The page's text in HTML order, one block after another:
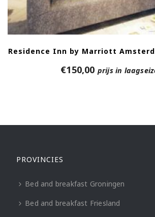
Residence Inn by Marriott
€150,00 prijs in
PROVINCIES
Bed and breakfast Groningen
Bed and breakfast Friesland